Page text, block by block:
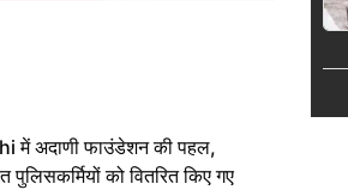
में अदाणी फाउंडेशन की पहल,
पुलिसकर्मियों को वितरित किए गए